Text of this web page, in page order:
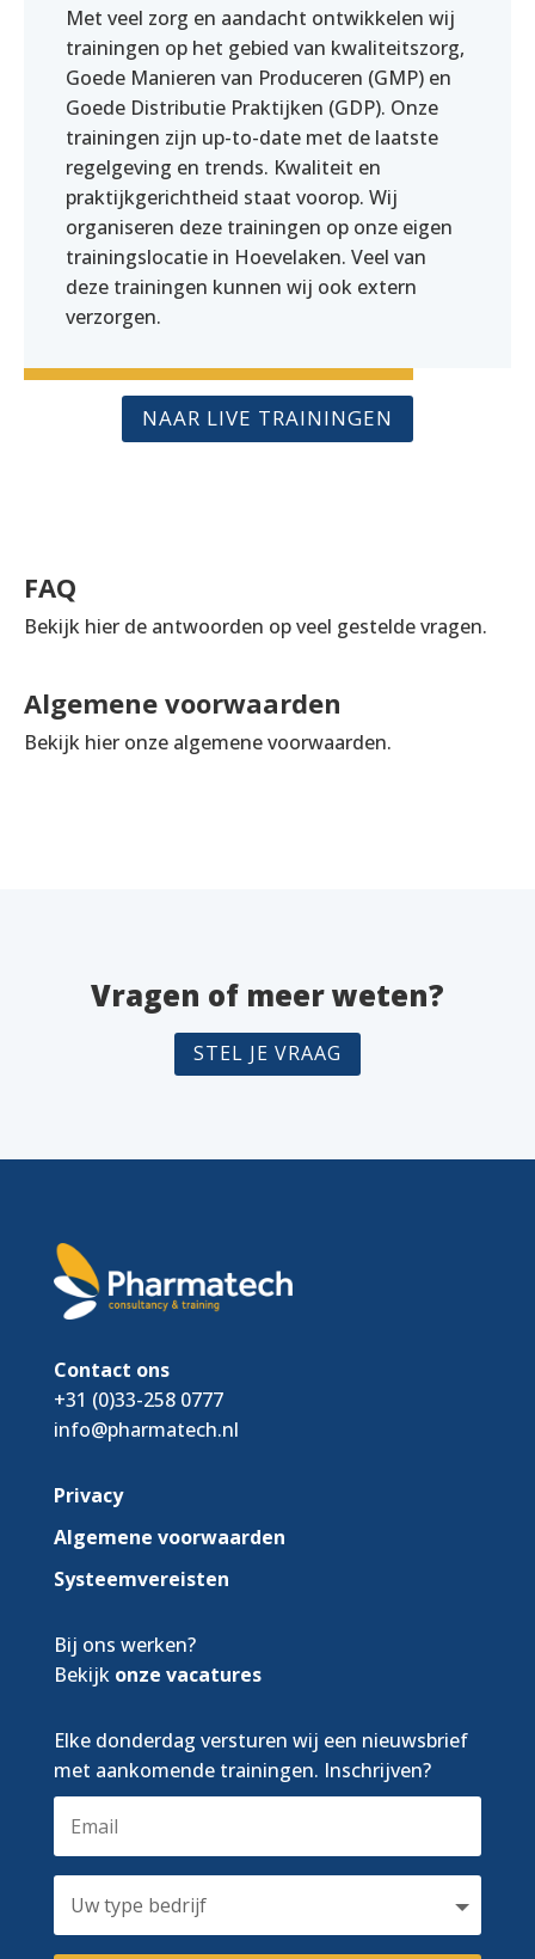
Met veel zorg en aandacht ontwikkelen wij
trainingen op het gebied van kwaliteitszorg,
Goede Manieren van Produceren (GMP) en
Goede Distributie Praktijken (GDP). Onze
trainingen zijn up-to-date met de laatste
regelgeving en trends. Kwaliteit en
praktijkgerichtheid staat voorop. Wij
organiseren deze trainingen op onze eigen
trainingslocatie in Hoevelaken. Veel van
deze trainingen kunnen wij ook extern
verzorgen.
NAAR LIVE TRAININGEN
FAQ
Bekijk hier de antwoorden op veel gestelde vragen.
Algemene voorwaarden
Bekijk hier onze algemene voorwaarden.
Vragen of meer weten?
STEL JE VRAAG
Contact ons
+31 (0)33-258 0777
info@pharmatech.nl
Privacy
Algemene voorwaarden
Systeemvereisten
Bij ons werken?
Bekijk onze vacatures
Elke donderdag versturen wij een nieuwsbrief
met aankomende trainingen. Inschrijven?